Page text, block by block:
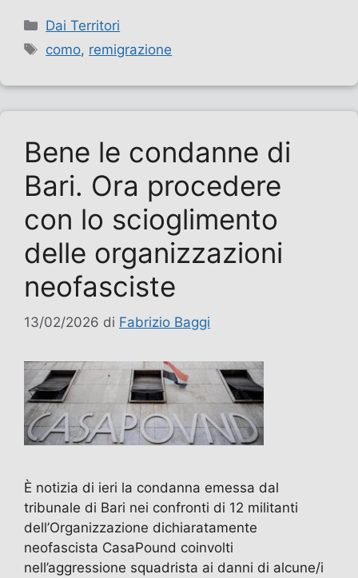
Categorie
Dai Territori
Tag
como, remigrazione
Bene le condanne di
Bari. Ora procedere
con lo scioglimento
delle organizzazioni
neofasciste
13/02/2026 di Fabrizio Baggi
È notizia di ieri la condanna emessa dal
tribunale di Bari nei confronti di 12 militanti
dell’Organizzazione dichiaratamente
neofascista CasaPound coinvolti
nell’aggressione squadrista ai danni di alcune/i